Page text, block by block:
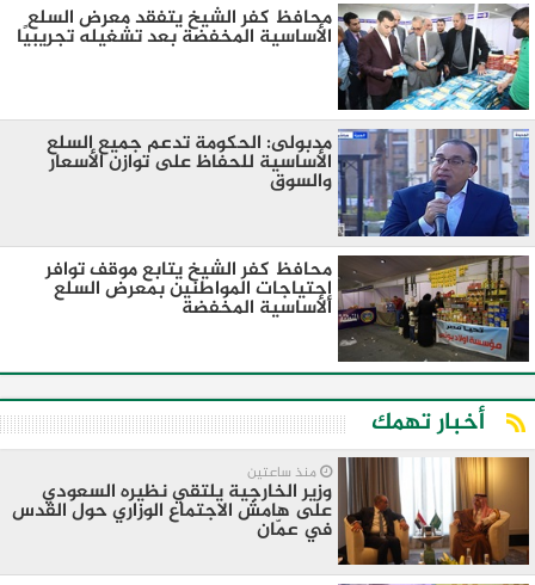
محافظ كفر الشيخ يتفقد معرض السلع
الأساسية المخفضة بعد تشغيله تجريبيًا
مدبولى: الحكومة تدعم جميع السلع
الأساسية للحفاظ على توازن الأسعار
والسوق
محافظ كفر الشيخ يتابع موقف توافر
إحتياجات المواطنين بمعرض السلع
الأساسية المخفضة
أخبار تهمك
منذ ساعتين
وزير الخارجية يلتقي نظيره السعودي
على هامش الاجتماع الوزاري حول القدس
في عمّان